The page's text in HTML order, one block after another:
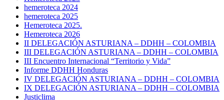
hemeroteca 2024
hemeroteca 2025
Hemeroteca 2025.
Hemeroteca 2026
II DELEGACIÓN ASTURIANA – DDHH – COLOMBIA
III DELEGACIÓN ASTURIANA – DDHH – COLOMBIA
III Encuentro Internacional “Territorio y Vida”
Informe DDHH Honduras
IV DELEGACIÓN ASTURIANA – DDHH – COLOMBIA
IX DELEGACIÓN ASTURIANA – DDHH – COLOMBIA
Justiclima